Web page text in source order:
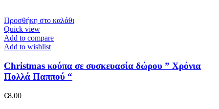
Προσθήκη στο καλάθι
Quick view
Add to compare
Add to wishlist
Christmas κούπα σε συσκευασία δώρου ” Χρόνια
Πολλά Παππού “
€8.00